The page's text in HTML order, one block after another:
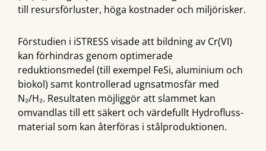
till resursförluster, höga kostnader och miljörisker.
Förstudien i iSTRESS visade att bildning av Cr(VI)
kan förhindras genom optimerade
reduktionsmedel (till exempel FeSi, aluminium och
biokol) samt kontrollerad ugnsatmosfär med
N₂/H₂. Resultaten möjliggör att slammet kan
omvandlas till ett säkert och värdefullt Hydrofluss-
material som kan återföras i stålproduktionen.